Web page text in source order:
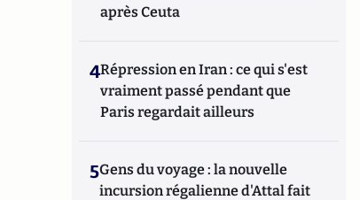
après Ceuta
4Répression en Iran : ce qui s'est
vraiment passé pendant que
Paris regardait ailleurs
5Gens du voyage : la nouvelle
incursion régalienne d'Attal fait